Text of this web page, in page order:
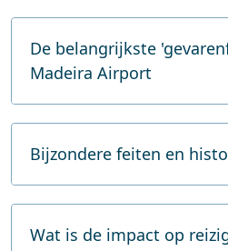
De belangrijkste
Madeira Airport
Madeira Airport, ook wel
staat op de lijst van
Oceaan en de nabijheid van
Bijzondere feiten en
Madeira Airport werd
1964 met een relatief korte
Wat is de impact op